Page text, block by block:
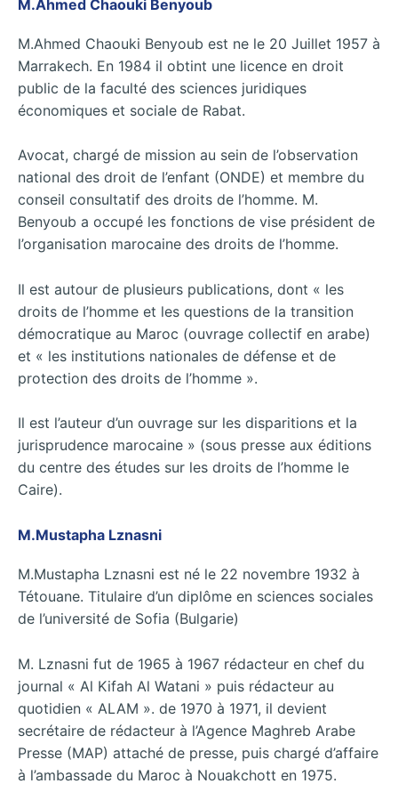
M.Ahmed Chaouki Benyoub
M.Ahmed Chaouki Benyoub est ne le 20 Juillet 1957 à
Marrakech. En 1984 il obtint une licence en droit
public de la faculté des sciences juridiques
économiques et sociale de Rabat.
Avocat, chargé de mission au sein de l’observation
national des droit de l’enfant (ONDE) et membre du
conseil consultatif des droits de l’homme. M.
Benyoub a occupé les fonctions de vise président de
l’organisation marocaine des droits de l’homme.
Il est autour de plusieurs publications, dont « les
droits de l’homme et les questions de la transition
démocratique au Maroc (ouvrage collectif en arabe)
et « les institutions nationales de défense et de
protection des droits de l’homme ».
Il est l’auteur d’un ouvrage sur les disparitions et la
jurisprudence marocaine » (sous presse aux éditions
du centre des études sur les droits de l’homme le
Caire).
M.Mustapha Lznasni
M.Mustapha Lznasni est né le 22 novembre 1932 à
Tétouane. Titulaire d’un diplôme en sciences sociales
de l’université de Sofia (Bulgarie)
M. Lznasni fut de 1965 à 1967 rédacteur en chef du
journal « Al Kifah Al Watani » puis rédacteur au
quotidien « ALAM ». de 1970 à 1971, il devient
secrétaire de rédacteur à l’Agence Maghreb Arabe
Presse (MAP) attaché de presse, puis chargé d’affaire
à l’ambassade du Maroc à Nouakchott en 1975.